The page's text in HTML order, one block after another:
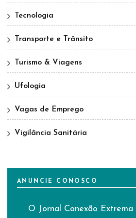
Tecnologia
Transporte e Trânsito
Turismo & Viagens
Ufologia
Vagas de Emprego
Vigilância Sanitária
ANUNCIE CONOSCO
O Jornal Conexão